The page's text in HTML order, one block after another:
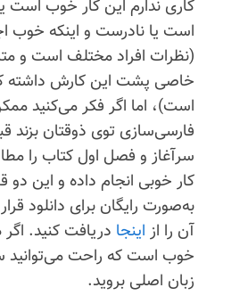
کاری ندارم این کار خوب است
است یا نادرست و اینکه خوب
(نظرات افراد مختلف است و
خاصی پشت این کارش داشته
است)، اما اگر فکر می‌کنید
فارسی‌سازی توی ذوقتان بزند
سرآغاز و فصل اول کتاب را
کار خوبی انجام داده و این
به‌صورت رایگان برای دانلود
آن را از اینجا دریافت کنید.
خوب است که راحت
زبان اصلی بروید.